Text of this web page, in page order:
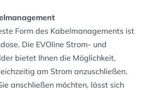
Form des Kabelmanagements ist
Die EVOline Strom- und
bietet Ihnen die Möglichkeit,
am Strom anzuschließen.
anschließen möchten, lässt sich